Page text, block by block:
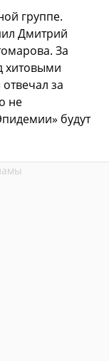
группе.
Дмитрий
За
хитовыми
за
не
будут